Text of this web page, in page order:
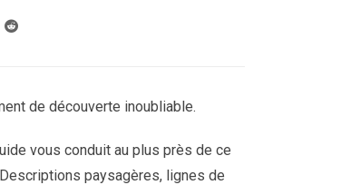
de découverte inoubliable.
vous conduit au plus près de ce
paysagères, lignes de